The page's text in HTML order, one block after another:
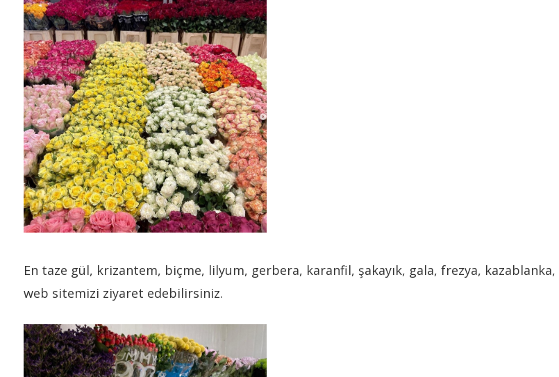
En taze gül, krizantem, biçme, lilyum, gerbera, karanfil, şakayık, gala, frezya,
web sitemizi ziyaret edebilirsiniz.